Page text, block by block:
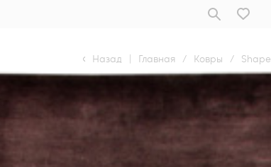
Назад | Главная / Ковры / Shape